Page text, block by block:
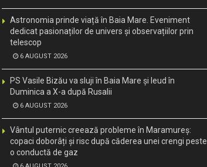
Astronomia prinde viață în Baia Mare. Eveniment
dedicat pasionaților de univers și observațiilor prin
telescop
6 AUGUST 2026
PS Vasile Bizău va sluji în Baia Mare și Ieud în
Duminica a X-a după Rusalii
6 AUGUST 2026
Vântul puternic creează probleme în Maramureș:
copaci doborâți și risc după căderea unei crengi peste
o conductă de gaz